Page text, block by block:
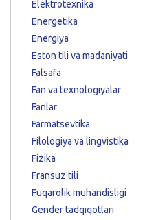
Elektrotexnika
Energetika
Energiya
Eston tili va madaniyati
Falsafa
Fan va texnologiyalar
Fanlar
Farmatsevtika
Filologiya va lingvistika
Fizika
Fransuz tili
Fuqarolik muhandisligi
Gender tadqiqotlari